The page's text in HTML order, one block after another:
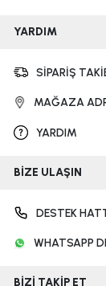
YARDIM
SİPARİŞ
MAĞAZA
YARDIM
BİZE ULAŞIN
DESTEK
WHATSAPP
BİZİ TAKİP ET